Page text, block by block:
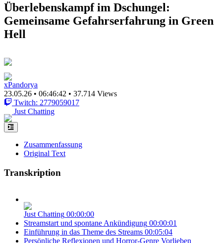
Überlebenskampf im Dschungel:
Gemeinsame Gefahrserfahrung in Green
Hell
xPandorya
23.05.26 • 06:46:42 • 37.714 Views
Twitch: 2779059017
Just Chatting
Zusammenfassung
Original Text
Transkription
Just Chatting 00:00:00
Streamstart und spontane Ankündigung 00:00:01
Einführung in das Theme des Streams 00:05:04
Persönliche Reflexionen und Horror-Genre Vorlieben